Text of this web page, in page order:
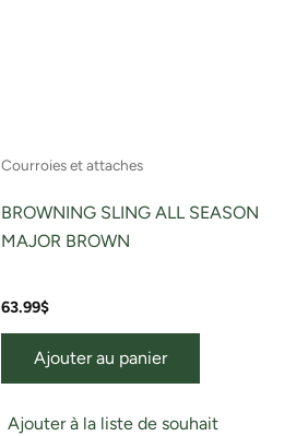
Courroies et attaches
BROWNING SLING ALL SEASON
MAJOR BROWN
63.99$
Ajouter au panier
Ajouter à la liste de souhait